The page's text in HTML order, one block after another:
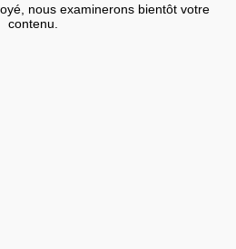
nous examinerons bientôt votre
contenu.